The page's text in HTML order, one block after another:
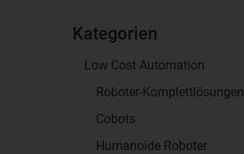
Kategorien
Low Cost Automation
Roboter-Komplettlösungen
Cobots
Humanoide Roboter